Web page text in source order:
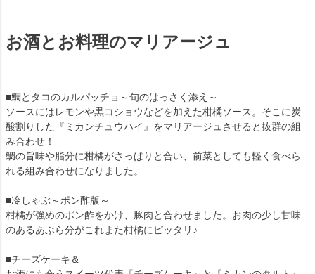
お酒とお料理のマリアージュ
■鯛とタコのカルパッチョ～旬のはっさく添え～
ソースにはレモンや黒コショウなどを加えた柑橘ソース。そこに炭
酸割りした『ミカンチュウハイ』をマリアージュさせると抜群の組
み合わせ！
鯛の旨味や脂分に柑橘がさっぱりと合い、前菜としても軽く食べら
れる組み合わせになりました。
■冷しゃぶ～ポン酢版～
柑橘が強めのポン酢をかけ、豚肉と合わせました。お肉の少し甘味
のあるあぶら分がこれまた柑橘にピッタリ♪
■チーズケーキ＆